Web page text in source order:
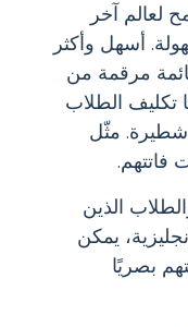
لعالم آخر
أسهل وأكثر
مرقمة من
تكليف الطلاب
مثّل
فاتتهم.
الذين
يمكن
بصريًا